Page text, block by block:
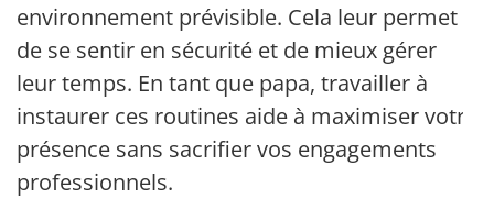
environnement prévisible. Cela leur permet
de se sentir en sécurité et de mieux gérer
leur temps. En tant que papa, travailler à
instaurer ces routines aide à maximiser votre
présence sans sacrifier vos engagements
professionnels.